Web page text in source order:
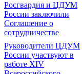
Росгвардия и ЦДУМ
России заключили
Соглашение о
сотрудничестве
Руководители ЦДУМ
России участвуют в
работе XIV